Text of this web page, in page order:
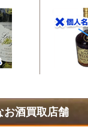
お酒買取店舗